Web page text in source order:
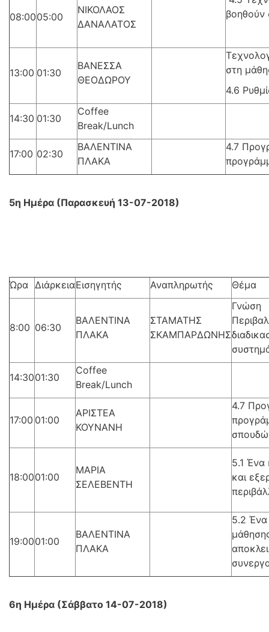
08:0005:00
ΝΙΚΟΛΑΟΣ
ΔΑΝΑΛΑΤΟΣ
βοηθούν
13:00 01:30
ΒΑΝΕΣΣΑ
ΘΕΟΔΩΡΟΥ
στη
4.6
14:30 01:30
Coffee
Break/Lunch
17:00 02:30
ΒΑΛΕΝΤΙΝΑ
ΠΛΑΚΑ
4.7
5η Ημέρα (Παρασκευή 13-07-2018)
Ώρα ΔιάρκειαΕισηγητής Αναπληρωτής Θέμα
8:00 06:30
ΒΑΛΕΝΤΙΝΑ
ΠΛΑΚΑ
ΣΤΑΜΑΤΗΣ
ΣΚΑΜΠΑΡΔΩΝΗΣ
Γνώση
14:3001:30
Coffee
Break/Lunch
17:00 01:00
ΑΡΙΣΤΕΑ
ΚΟΥΝΑΝΗ
4.7
18:0001:00
ΜΑΡΙΑ
ΣΕΛΕΒΕΝΤΗ
5.1 Ένα
και
19:0001:00
ΒΑΛΕΝΤΙΝΑ
ΠΛΑΚΑ
5.2 Ένα
6η Ημέρα (Σάββατο 14-07-2018)